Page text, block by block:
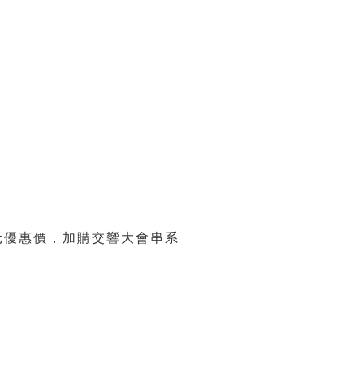
惠價，加購交響大會串系